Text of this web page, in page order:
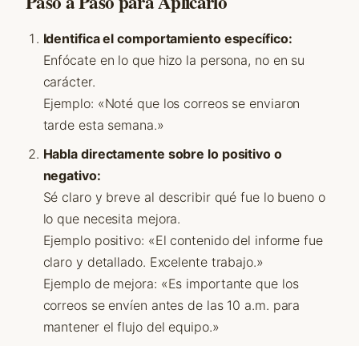
Identifica el comportamiento específico:
Enfócate en lo que hizo la persona, no en su
carácter.
Ejemplo: «Noté que los correos se enviaron
tarde esta semana.»
Habla directamente sobre lo positivo o
negativo:
Sé claro y breve al describir qué fue lo bueno o
lo que necesita mejora.
Ejemplo positivo: «El contenido del informe fue
claro y detallado. Excelente trabajo.»
Ejemplo de mejora: «Es importante que los
correos se envíen antes de las 10 a.m. para
mantener el flujo del equipo.»